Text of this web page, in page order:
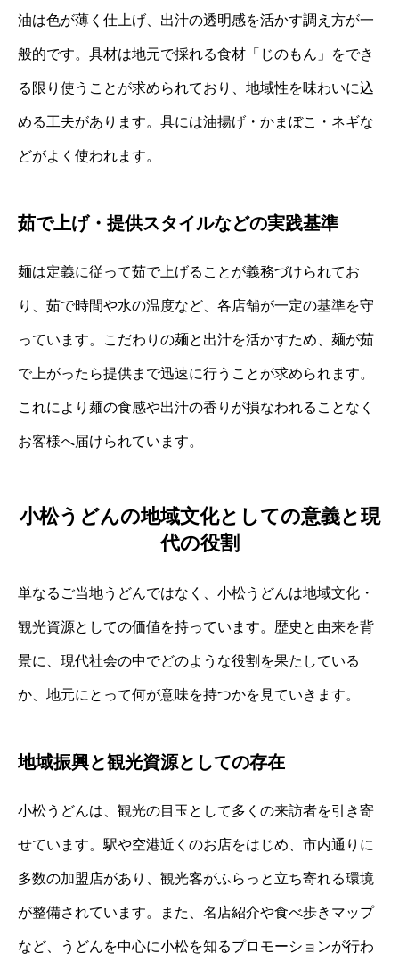
油は色が薄く仕上げ、出汁の透明感を活かす調え方が一
般的です。具材は地元で採れる食材「じのもん」をでき
る限り使うことが求められており、地域性を味わいに込
める工夫があります。具には油揚げ・かまぼこ・ネギな
どがよく使われます。
茹で上げ・提供スタイルなどの実践基準
麺は定義に従って茹で上げることが義務づけられてお
り、茹で時間や水の温度など、各店舗が一定の基準を守
っています。こだわりの麺と出汁を活かすため、麺が茹
で上がったら提供まで迅速に行うことが求められます。
これにより麺の食感や出汁の香りが損なわれることなく
お客様へ届けられています。
小松うどんの地域文化としての意義と現
代の役割
単なるご当地うどんではなく、小松うどんは地域文化・
観光資源としての価値を持っています。歴史と由来を背
景に、現代社会の中でどのような役割を果たしている
か、地元にとって何が意味を持つかを見ていきます。
地域振興と観光資源としての存在
小松うどんは、観光の目玉として多くの来訪者を引き寄
せています。駅や空港近くのお店をはじめ、市内通りに
多数の加盟店があり、観光客がふらっと立ち寄れる環境
が整備されています。また、名店紹介や食べ歩きマップ
など、うどんを中心に小松を知るプロモーションが行わ